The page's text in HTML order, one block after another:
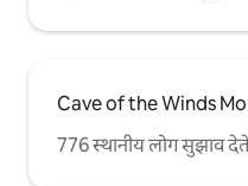
Cave of the Winds
776 स्थानीय लोग सुझाव